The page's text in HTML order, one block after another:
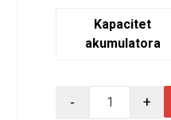
Kapacitet
akumulatora
- +